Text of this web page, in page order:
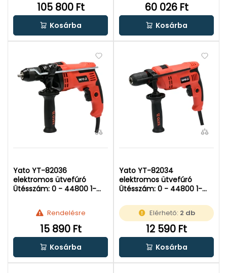
105 800 Ft
Kosárba
60 026 Ft
Kosárba
Yato YT-82036
elektromos ütvefúró
Ütésszám: 0 - 44800 1-m |
Kartondobozban
Rendelésre
15 890 Ft
Kosárba
Yato YT-82034
elektromos ütvefúró
Ütésszám: 0 - 44800 1-m |
Kartondobozban
Elérhető: 2 db
12 590 Ft
Kosárba